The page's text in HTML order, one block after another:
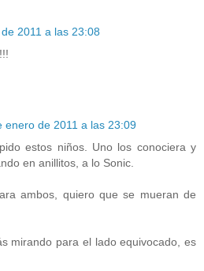
2011 a las 23:08
enero de 2011 a las 23:09
estos niños. Uno los conociera y
en anillitos, a lo Sonic.
ambos, quiero que se mueran de
mirando para el lado equivocado, es